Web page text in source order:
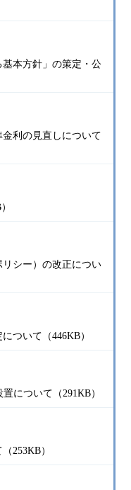
基本方針」の策定・公
利の見直しについて
シー）の改正につい
ついて（446KB）
について（291KB）
253KB）